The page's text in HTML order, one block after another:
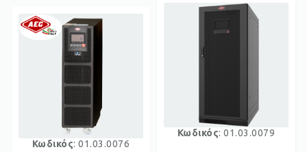
Κωδικός: 01.03.0076
Κωδικός: 01.03.0079